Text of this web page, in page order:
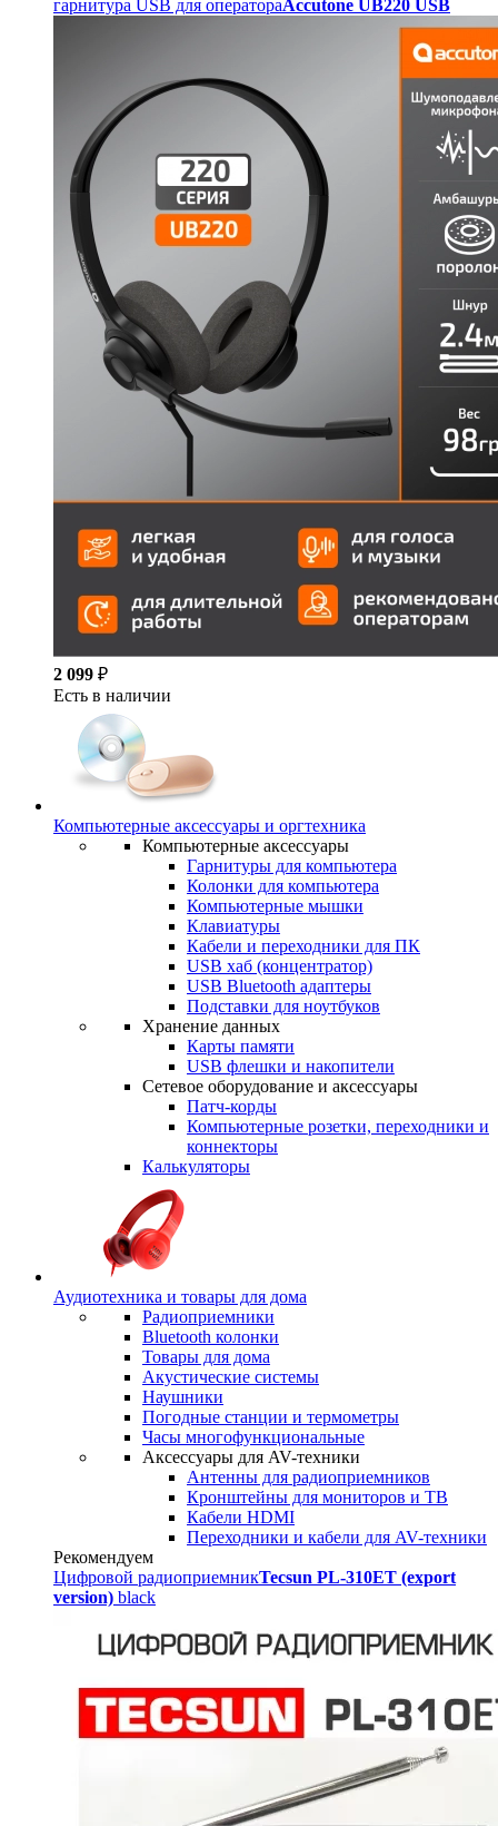
гарнитура USB для оператораAccutone UB220 USB
2 099 ₽
Есть в наличии
Компьютерные аксессуары и оргтехника
Компьютерные аксессуары
Гарнитуры для компьютера
Колонки для компьютера
Компьютерные мышки
Клавиатуры
Кабели и переходники для ПК
USB хаб (концентратор)
USB Bluetooth адаптеры
Подставки для ноутбуков
Хранение данных
Карты памяти
USB флешки и накопители
Сетевое оборудование и аксессуары
Патч-корды
Компьютерные розетки, переходники и
коннекторы
Калькуляторы
Аудиотехника и товары для дома
Радиоприемники
Bluetooth колонки
Товары для дома
Акустические системы
Наушники
Погодные станции и термометры
Часы многофункциональные
Аксессуары для AV-техники
Антенны для радиоприемников
Кронштейны для мониторов и ТВ
Кабели HDMI
Переходники и кабели для AV-техники
Рекомендуем
Цифровой радиоприемникTecsun PL-310ET (export
version) black